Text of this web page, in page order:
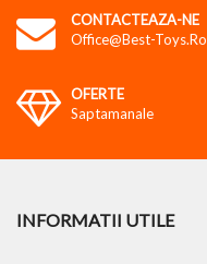
CONTACTEAZA-NE
Office@best-Toys.ro
OFERTE
Saptamanale
INFORMATII UTILE